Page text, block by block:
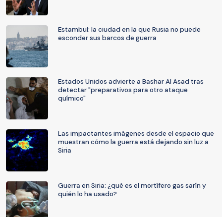
Estambul: la ciudad en la que Rusia no puede
esconder sus barcos de guerra
Estados Unidos advierte a Bashar Al Asad tras
detectar "preparativos para otro ataque
químico"
Las impactantes imágenes desde el espacio que
muestran cómo la guerra está dejando sin luz a
Siria
Guerra en Siria: ¿qué es el mortífero gas sarín y
quién lo ha usado?